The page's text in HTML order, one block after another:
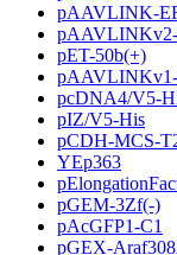
pAAVLINK-
pAAVLINKv2-
pET-50b(+)
pcDNA4/V5-
pIZ/V5-His
pCDH-MCS-
YEp363
pGEM-3Zf(-)
pAcGFP1-C1
pGEX-